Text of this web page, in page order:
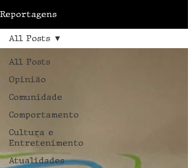
Reportagens
All Posts
Opinião
Comunidade
Comportamento
Cultura e
Entretenimento
Atualidades
All Posts